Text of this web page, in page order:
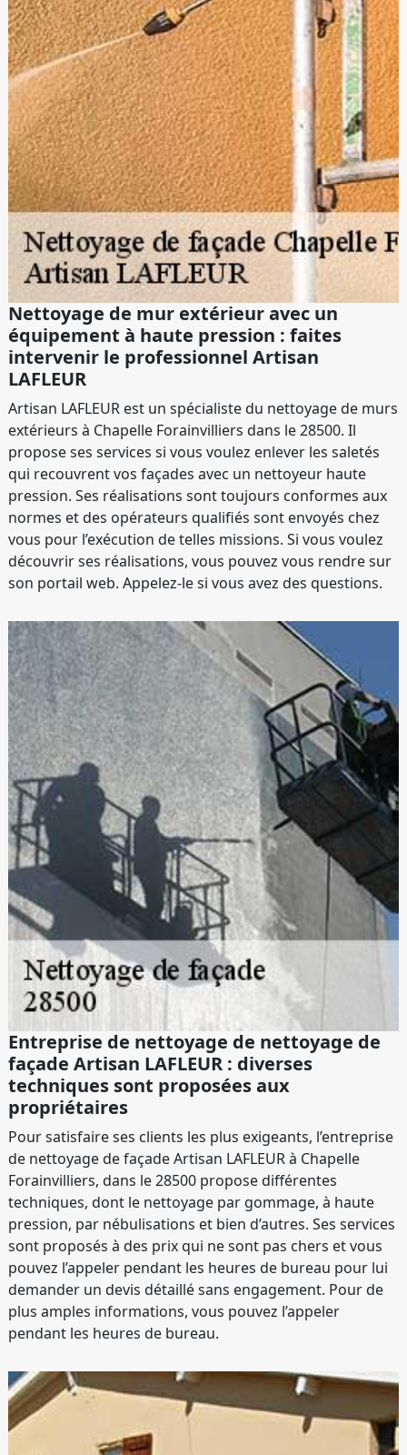
Nettoyage de mur extérieur avec un
équipement à haute pression : faites
intervenir le professionnel Artisan
LAFLEUR
Artisan LAFLEUR est un spécialiste du nettoyage de murs
extérieurs à Chapelle Forainvilliers dans le 28500. Il
propose ses services si vous voulez enlever les saletés
qui recouvrent vos façades avec un nettoyeur haute
pression. Ses réalisations sont toujours conformes aux
normes et des opérateurs qualifiés sont envoyés chez
vous pour l’exécution de telles missions. Si vous voulez
découvrir ses réalisations, vous pouvez vous rendre sur
son portail web. Appelez-le si vous avez des questions.
Entreprise de nettoyage de nettoyage de
façade Artisan LAFLEUR : diverses
techniques sont proposées aux
propriétaires
Pour satisfaire ses clients les plus exigeants, l’entreprise
de nettoyage de façade Artisan LAFLEUR à Chapelle
Forainvilliers, dans le 28500 propose différentes
techniques, dont le nettoyage par gommage, à haute
pression, par nébulisations et bien d’autres. Ses services
sont proposés à des prix qui ne sont pas chers et vous
pouvez l’appeler pendant les heures de bureau pour lui
demander un devis détaillé sans engagement. Pour de
plus amples informations, vous pouvez l’appeler
pendant les heures de bureau.